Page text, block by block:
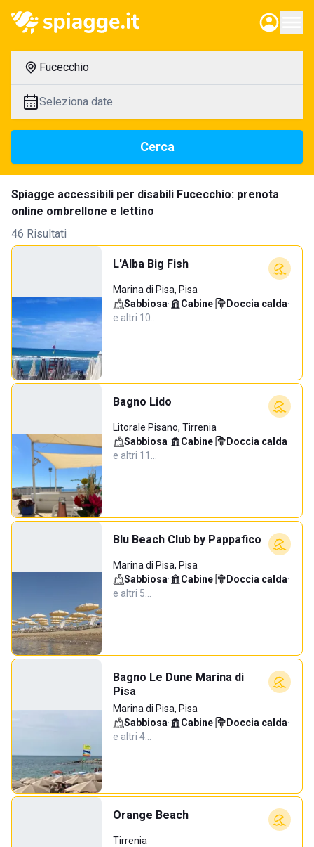
Fucecchio
Seleziona date
Cerca
Spiagge accessibili per disabili Fucecchio: prenota
online ombrellone e lettino
46 Risultati
L'Alba Big Fish
Marina di Pisa, Pisa
Sabbiosa· Cabine· Doccia calda·
e altri 10…
Bagno Lido
Litorale Pisano, Tirrenia
Sabbiosa· Cabine· Doccia calda·
e altri 11…
Blu Beach Club by Pappafico
Marina di Pisa, Pisa
Sabbiosa· Cabine· Doccia calda·
e altri 5…
Bagno Le Dune Marina di
Pisa
Marina di Pisa, Pisa
Sabbiosa· Cabine· Doccia calda·
e altri 4…
Orange Beach
Tirrenia